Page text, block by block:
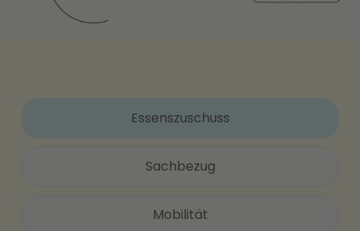
Essenszuschuss
Sachbezug
Mobilität